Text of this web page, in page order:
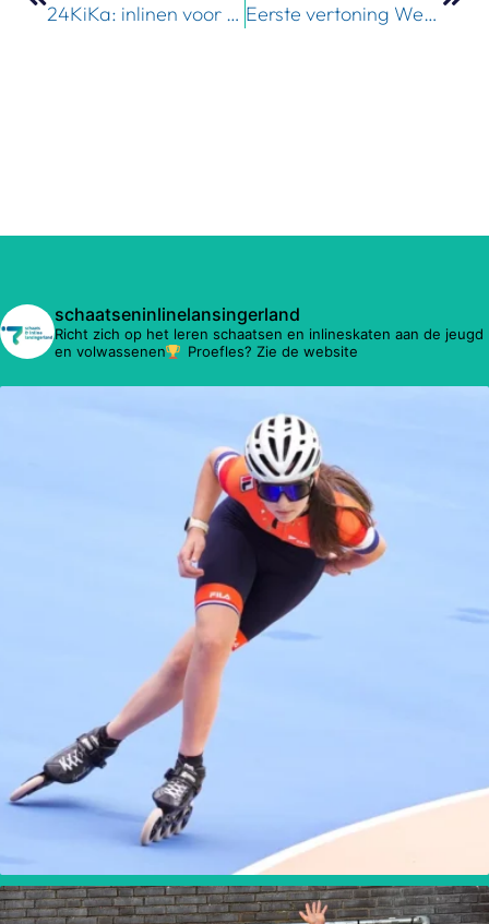
24KiKa: inlinen voor het goede doel
Eerste vertoning Webinar met leden van SIL
schaatseninlinelansingerland
Richt zich op het leren schaatsen en inlineskaten aan de jeugd
en volwassenen
Proefles? Zie de website